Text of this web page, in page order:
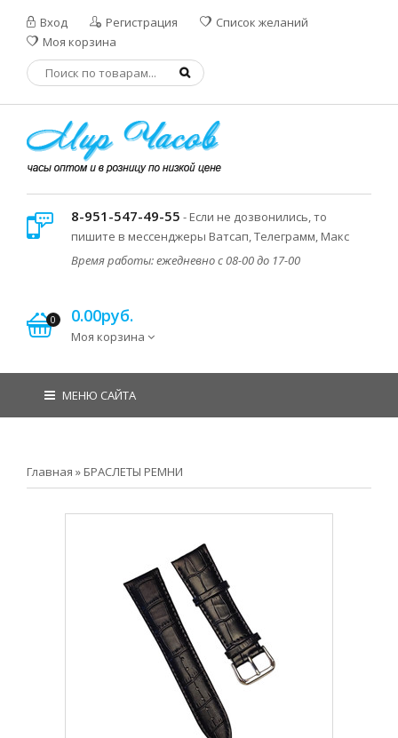
Вход Регистрация
Список желаний
Моя корзина
8-951-547-49-55 - Если не дозвонились, то
пишите в мессенджеры Ватсап, Телеграмм, Макс
Время работы: ежедневно с 08-00 до 17-00
0 0.00руб.
Моя корзина
МЕНЮ САЙТА
Главная » БРАСЛЕТЫ РЕМНИ